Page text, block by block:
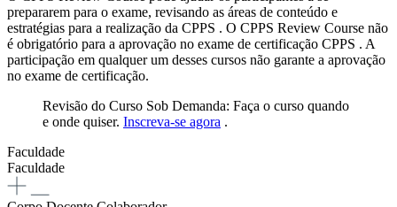
prepararem para o exame, revisando as áreas de conteúdo e
estratégias para a realização da CPPS . O CPPS Review Course não
é obrigatório para a aprovação no exame de certificação CPPS . A
participação em qualquer um desses cursos não garante a aprovação
no exame de certificação.
Revisão do Curso Sob Demanda: Faça o curso quando
e onde quiser. Inscreva-se agora .
Faculdade
Faculdade